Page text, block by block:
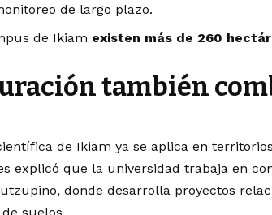
de largo plazo.
de Ikiam existen más de 260
también
de Ikiam ya se aplica en
explicó que la universidad trabaja en
donde desarrolla proyectos